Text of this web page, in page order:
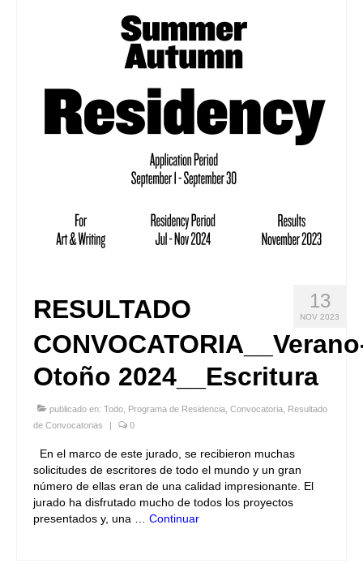
13
NOV 2023
RESULTADO
Otoño 2024__Escritura
publicado en: Todo Programa de Residencia Convocatoria Resultado
de Convocatorias
| 0
En el marco de este jurado, se recibieron muchas
solicitudes de escritores de todo el mundo y un gran
número de ellas eran de una calidad impresionante. El
jurado ha disfrutado mucho de todos los proyectos
presentados y, una … Continuar